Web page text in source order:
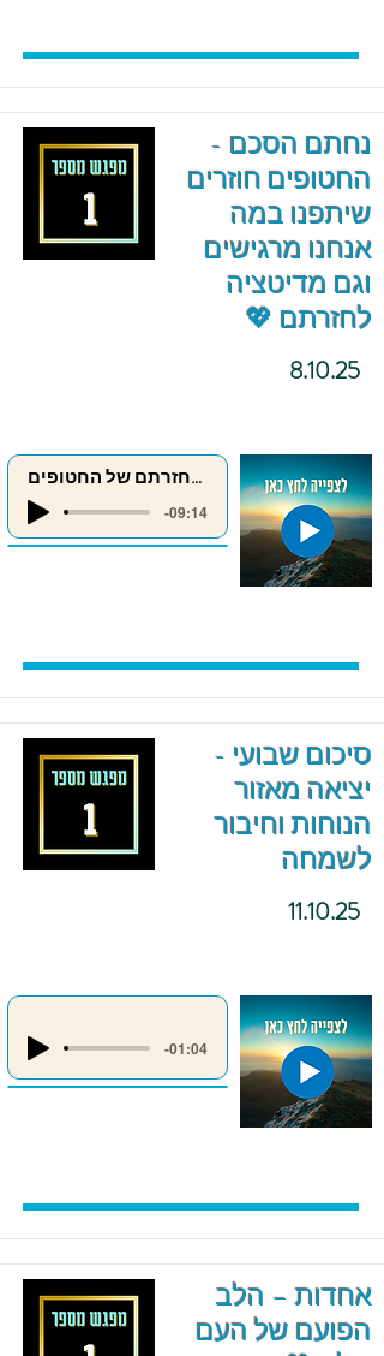
נחתם הסכם -
החטופים חוזרים
שיתפנו במה
אנחנו מרגישים
וגם מדיטציה
לחזרתם 💖
8.10.25
מדיטציה לחזרתם של החטופים
-09:14
סיכום שבועי -
יציאה מאזור
הנוחות וחיבור
לשמחה
11.10.25
-01:04
אחדות – הלב
הפועם של העם